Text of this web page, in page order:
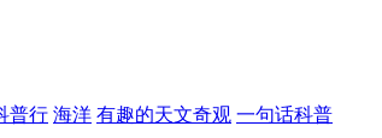
普行 海洋 有趣的天文奇观 一句话科普